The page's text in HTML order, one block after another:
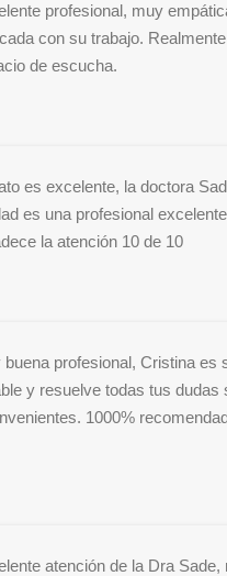
profesional, muy
con su trabajo.
de escucha.
es excelente, la doctora
es una profesional
la atención 10 de 10
buena profesional, Cristina es
y resuelve todas tus dudas
1000%
atención de la Dra Sade,